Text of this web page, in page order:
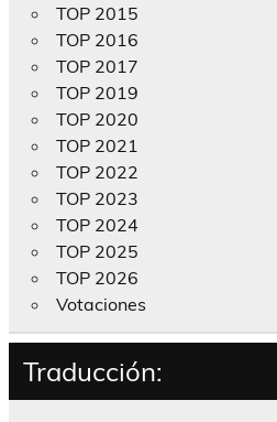
TOP 2015
TOP 2016
TOP 2017
TOP 2019
TOP 2020
TOP 2021
TOP 2022
TOP 2023
TOP 2024
TOP 2025
TOP 2026
Votaciones
Traducción: